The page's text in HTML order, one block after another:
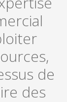
de
des